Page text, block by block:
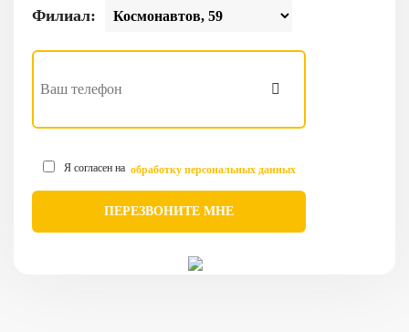
Филиал:
Я согласен на обработку персональных данных